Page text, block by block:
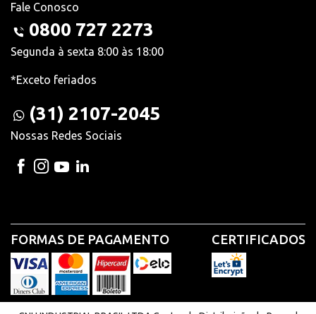
Fale Conosco
0800 727 2273
Segunda à sexta 8:00 às 18:00
*Exceto feriados
(31) 2107-2045
Nossas Redes Sociais
FORMAS DE PAGAMENTO CERTIFICADOS